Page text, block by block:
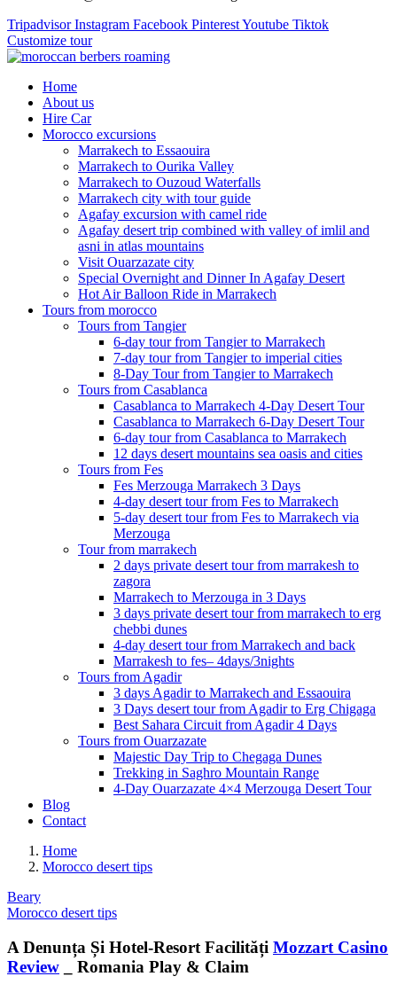
Tripadvisor Instagram Facebook PinterestYoutube Tiktok
Customize tour
Home
About us
Hire Car
Morocco excursions
Marrakech to Essaouira
Marrakech to Ourika Valley
Marrakech to Ouzoud Waterfalls
Marrakech city with tour guide
Agafay excursion with camel ride
Agafay desert trip combined with valley of imlil and
asni in atlas mountains
Visit Ouarzazate city
Special Overnight and Dinner In Agafay Desert
Hot Air Balloon Ride in Marrakech
Tours from morocco
Tours from Tangier
6-day tour from Tangier to Marrakech
7-day tour from Tangier to imperial cities
8-Day Tour from Tangier to Marrakech
Tours from Casablanca
Casablanca to Marrakech 4-Day Desert Tour
Casablanca to Marrakech 6-Day Desert Tour
6-day tour from Casablanca to Marrakech
12 days desert mountains sea oasis and cities
Tours from Fes
Fes Merzouga Marrakech 3 Days
4-day desert tour from Fes to Marrakech
5-day desert tour from Fes to Marrakech via
Merzouga
Tour from marrakech
2 days private desert tour from marrakesh to
zagora
Marrakech to Merzouga in 3 Days
3 days private desert tour from marrakech to erg
chebbi dunes
4-day desert tour from Marrakech and back
Marrakesh to fes– 4days/3nights
Tours from Agadir
3 days Agadir to Marrakech and Essaouira
3 Days desert tour from Agadir to Erg Chigaga
Best Sahara Circuit from Agadir 4 Days
Tours from Ouarzazate
Majestic Day Trip to Chegaga Dunes
Trekking in Saghro Mountain Range
4-Day Ouarzazate 4×4 Merzouga Desert Tour
Blog
Contact
Home
Morocco desert tips
Beary
Morocco desert tips
A Denunța Și Hotel-Resort Facilități Mozzart Casino
Review _ Romania Play & Claim